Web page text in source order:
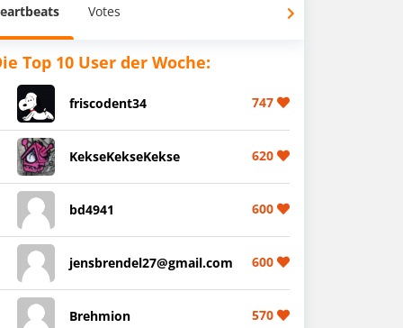
Votes
Top 10 User der Woche:
friscodent34 747
KekseKekseKekse 620
bd4941 600
jensbrendel27@gmail.com 600
Brehmion 570